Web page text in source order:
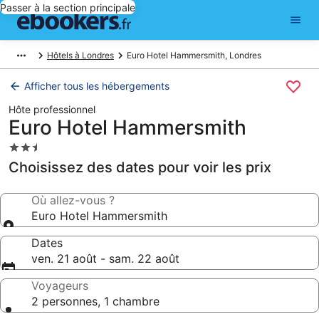
Passer à la section principale
Hôtels à Londres Euro Hotel Hammersmith, Londres
Afficher tous les hébergements
Hôte professionnel
Euro Hotel Hammersmith
Hébergement
2.5 étoiles
Choisissez des dates pour voir les prix
Où allez-vous ?
Euro Hotel Hammersmith
Dates
ven. 21 août - sam. 22 août
Voyageurs
2 personnes, 1 chambre